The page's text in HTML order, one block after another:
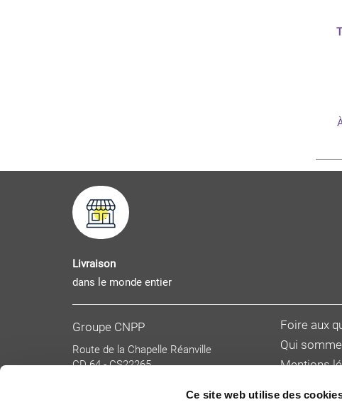
Ce site web utilise des
Livraison
dans le monde entier
Groupe CNPP
Route de la Chapelle Réanville
CD 64 - CS22265
Foire aux
Qui
Mentions